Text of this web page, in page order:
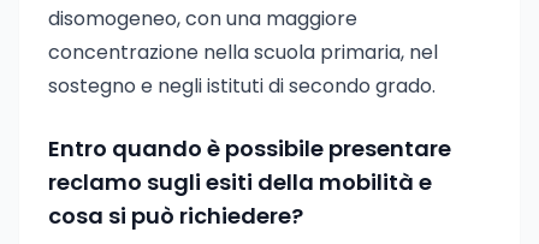
disomogeneo, con una maggiore
concentrazione nella scuola primaria, nel
sostegno e negli istituti di secondo grado.
Entro quando è possibile presentare
reclamo sugli esiti della mobilità e
cosa si può richiedere?